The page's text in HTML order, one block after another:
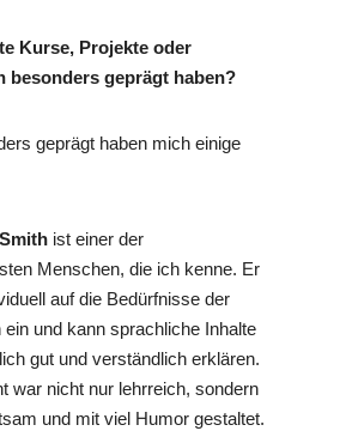
Kurse, Projekte oder
besonders geprägt haben?
geprägt haben mich einige
ist einer der
Menschen, die ich kenne. Er
auf die Bedürfnisse der
ein und kann sprachliche Inhalte
gut und verständlich erklären.
war nicht nur lehrreich, sondern
und mit viel Humor gestaltet.